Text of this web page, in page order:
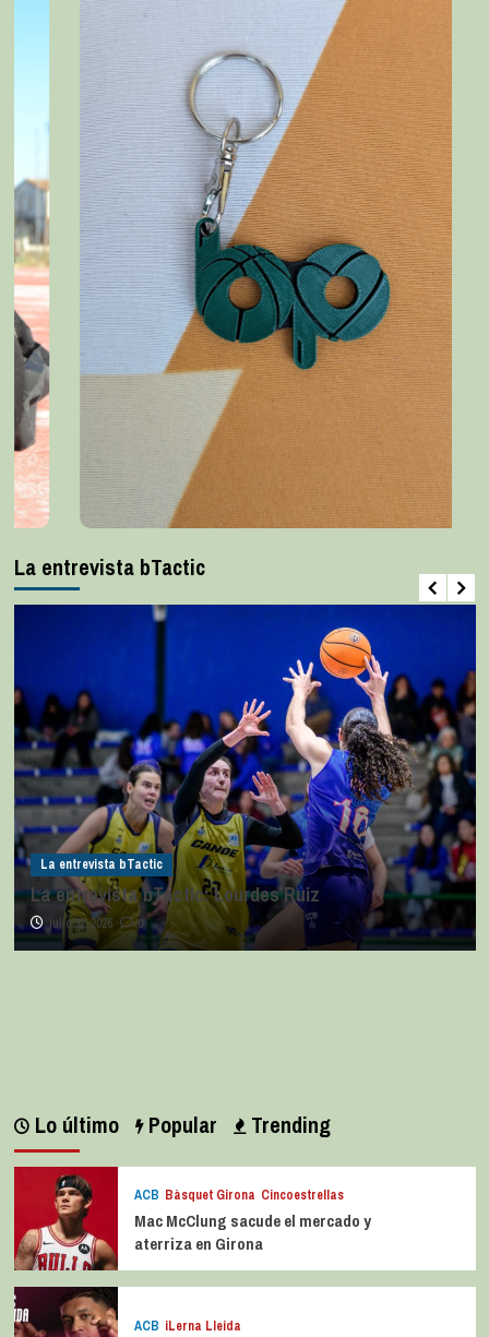
La entrevista bTactic
La entrevista bTactic
La entrevista bTactic: Lourdes Ruiz
julio 11, 2026 0
Lo último Popular Trending
ACB Bàsquet Girona Cincoestrellas
Mac McClung sacude el mercado y
aterriza en Girona
ACB iLerna Lleida